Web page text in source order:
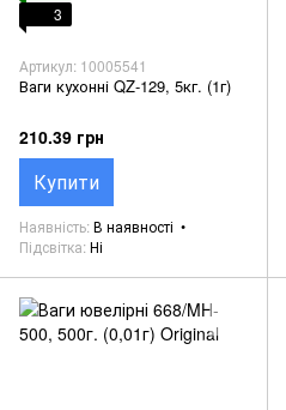
3
Артикул: 10005541
Ваги кухонні QZ-129, 5кг. (1г)
210.39 грн
Купити
Наявність В наявності
Підсвітка Ні